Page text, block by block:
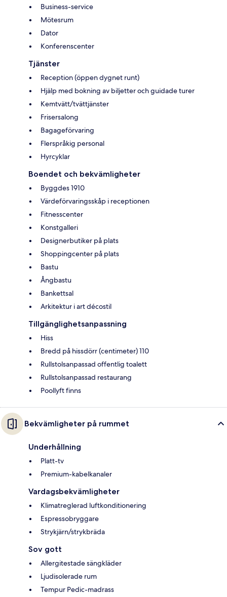
Business-service
Mötesrum
Dator
Konferenscenter
Tjänster
Reception (öppen dygnet runt)
Hjälp med bokning av biljetter och guidade turer
Kemtvätt/tvättjänster
Frisersalong
Bagageförvaring
Flerspråkig personal
Hyrcyklar
Boendet och bekvämligheter
Byggdes 1910
Värdeförvaringsskåp i receptionen
Fitnesscenter
Konstgalleri
Designerbutiker på plats
Shoppingcenter på plats
Bastu
Ångbastu
Bankettsal
Arkitektur i art décostil
Tillgänglighetsanpassning
Hiss
Bredd på hissdörr (centimeter) 110
Rullstolsanpassad offentlig toalett
Rullstolsanpassad restaurang
Poollyft finns
Bekvämligheter på rummet
Underhållning
Platt-tv
Premium-kabelkanaler
Vardagsbekvämligheter
Klimatreglerad luftkonditionering
Espressobryggare
Strykjärn/strykbräda
Sov gott
Allergitestade sängkläder
Ljudisolerade rum
Tempur Pedic-madrass